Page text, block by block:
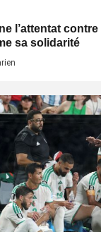
l’attentat
sa solidarité